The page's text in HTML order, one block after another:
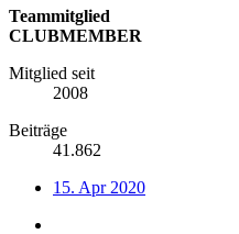
Teammitglied
CLUBMEMBER
Mitglied seit
2008
Beiträge
41.862
15. Apr 2020